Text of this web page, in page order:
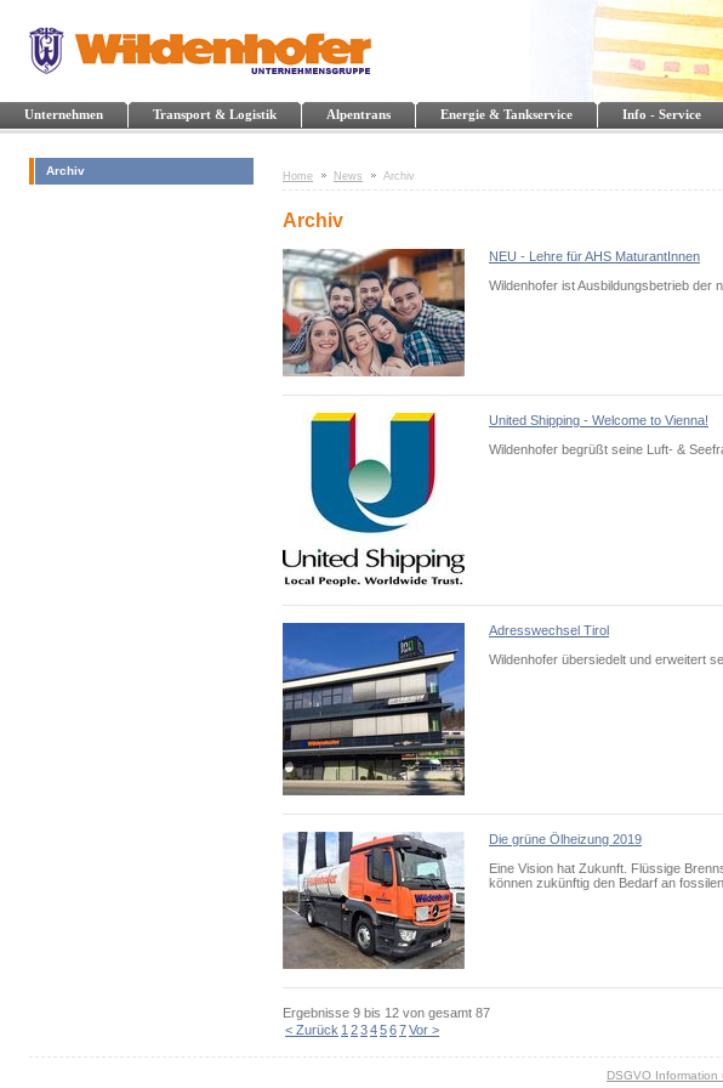
Unternehmen Transport & Logistik Alpentrans Energie & Tankservice Info - Service
Archiv Home News Archiv
Archiv
NEU - Lehre für AHS MaturantInnen
Wildenhofer ist Ausbildungsbetrieb der
United Shipping - Welcome to Vienna!
Wildenhofer begrüßt seine Luft- &
Adresswechsel Tirol
Wildenhofer übersiedelt und erweitert
Die grüne Ölheizung 2019
Eine Vision hat Zukunft. Flüssige
können zukünftig den Bedarf an
Ergebnisse 9 bis 12 von gesamt 87
< Zurück 1 234567Vor >
DSGVO